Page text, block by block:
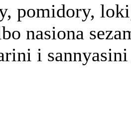
pomidory,
nasiona
i